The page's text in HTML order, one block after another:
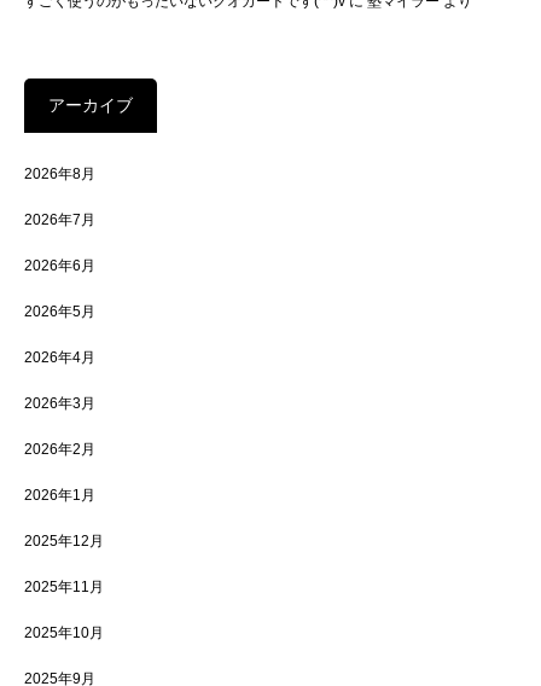
アーカイブ
2026年8月
2026年7月
2026年6月
2026年5月
2026年4月
2026年3月
2026年2月
2026年1月
2025年12月
2025年11月
2025年10月
2025年9月